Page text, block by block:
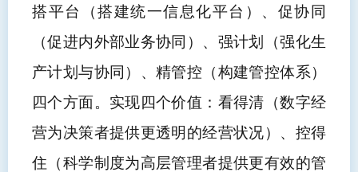
搭平台（搭建统一信息化平台）、促协同
（促进内外部业务协同）、强计划（强化生
产计划与协同）、精管控（构建管控体系）
四个方面。实现四个价值：看得清（数字经
营为决策者提供更透明的经营状况）、控得
住（科学制度为高层管理者提供更有效的管